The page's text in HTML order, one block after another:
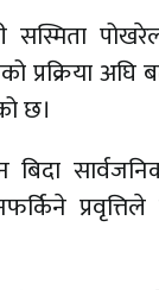
सस्मिता
अघि
छ।
बिदा